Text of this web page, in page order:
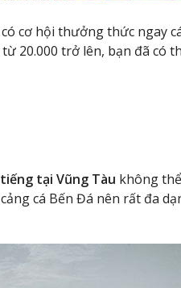
cơ hội thưởng thức ngay
20.000 trở lên, bạn đã có
tại Vũng Tàu không
cá Bến Đá nên rất đa